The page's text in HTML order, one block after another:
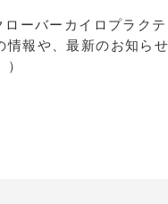
ーバーカイロプラク
報や、最新のお知ら